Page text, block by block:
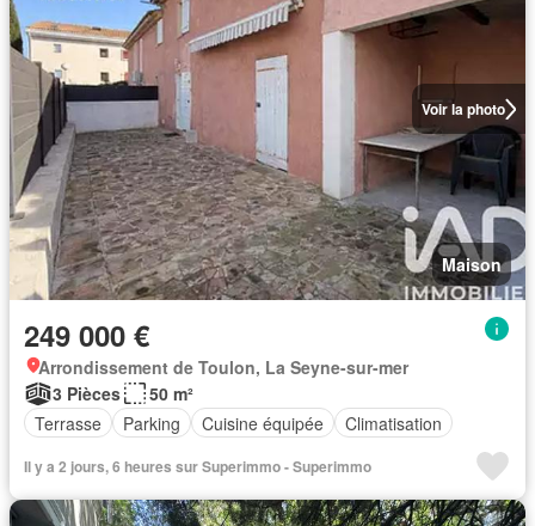
Voir la photo
Maison
249 000 €
Arrondissement de Toulon, La Seyne-sur-mer
3 Pièces
50 m²
Terrasse
Parking Cuisine équipée Climatisation
Il y a 2 jours, 6 heures sur Superimmo - Superimmo